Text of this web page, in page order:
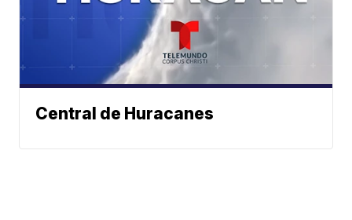
Central de Huracanes